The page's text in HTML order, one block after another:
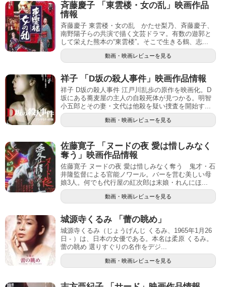
斉藤慶子 「東雲楼・女の乱」映画作品
情報
斉藤慶子 東雲楼・女の乱 かたせ梨乃、斉藤慶子、
南野陽子らの共演で描く文芸ドラマ。有数の遊郭と
して栄えた熊本の“東雲楼”。そこで生きる鶴、志...
動画・映画レビューを見る
祥子 「D坂の殺人事件」映画作品情報
祥子 D坂の殺人事件 江戸川乱歩の原作を映画化。D
坂にある蕎麦屋の主人の自殺死体が見つかる。明智
小五郎とその妻・文代は他殺を疑い捜査を開始す...
動画・映画レビューを見る
佐藤寛子 「ヌードの夜 愛は惜しみなく
奪う」映画作品情報
佐藤寛子 ヌードの夜 愛は惜しみなく奪う 鬼才・石
井隆監督による官能ノワール。バーを営む美しい母
娘3人。何でも代行屋の紅次郎は末娘・れんにほ...
動画・映画レビューを見る
城源寺くるみ 「蕾の眺め」
城源寺くるみ（じょうげんじ くるみ、1965年1月26
日 - ）は、日本の女優である。本名は柔原 くるみ。
蕾の眺め 選りすぐりの名作をデジ...
動画・映画レビューを見る